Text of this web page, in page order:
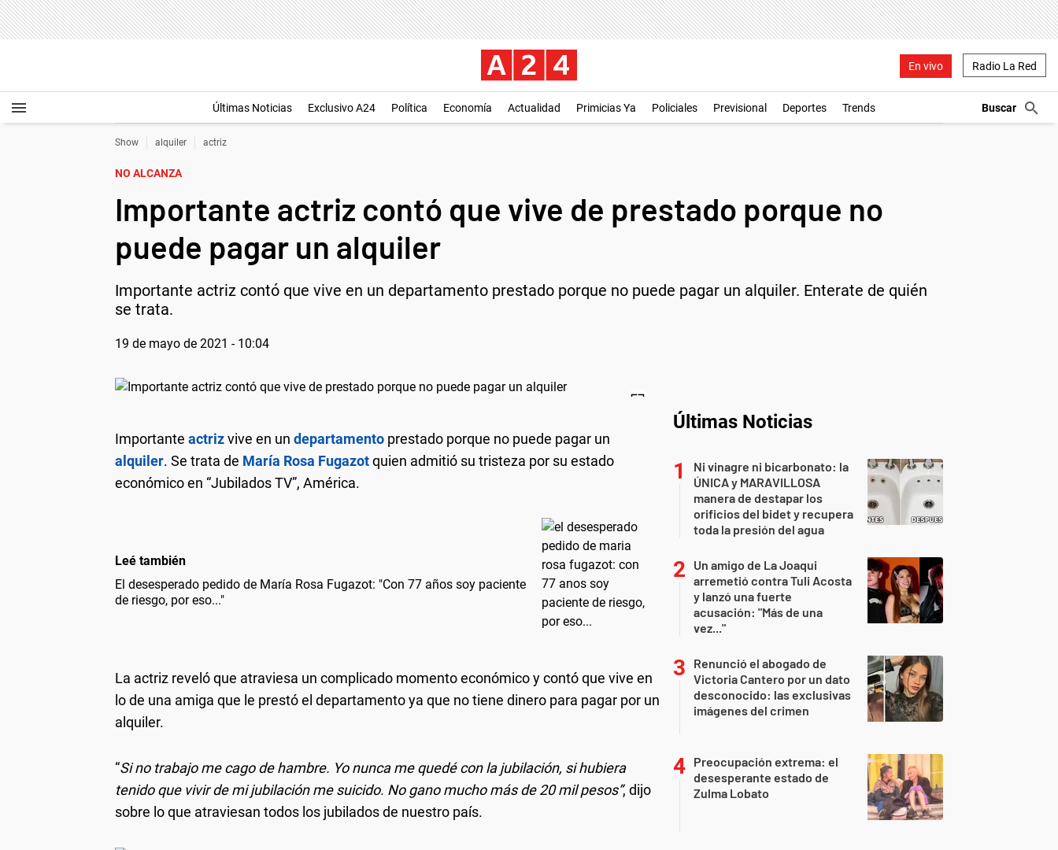
En vivo Radio La Red
Últimas Noticias Exclusivo A24 Política Economía Actualidad Primicias Ya Policiales Previsional Deportes Trends
Show alquiler actriz
NO ALCANZA
Importante actriz contó que vive de prestado porque no
puede pagar un alquiler
Importante actriz contó que vive en un departamento prestado porque no puede pagar un alquiler. Enterate de quién
se trata.
19 de mayo de 2021 - 10:04
Importante actrizvive en un departamento prestado porque no puede pagar un
alquiler. Se trata de María Rosa Fugazotquien admitió su tristeza por su estado
económico en “Jubilados TV”, América.
Leé también
El desesperado pedido de María Rosa Fugazot: "Con 77 años soy paciente
de riesgo, por eso..."
La actriz reveló que atraviesa un complicado momento económico y contó que vive en
lo de una amiga que le prestó el departamento ya que no tiene dinero para pagar por un
alquiler.
“Si no trabajo me cago de hambre. Yo nunca me quedé con la jubilación, si hubiera
tenido que vivir de mi jubilación me suicido. No gano mucho más de 20 mil pesos”, dijo
sobre lo que atraviesan todos los jubilados de nuestro país.
Últimas Noticias
Ni vinagre ni bicarbonato: la
ÚNICA y MARAVILLOSA
manera de destapar los
orificios del bidet y recupera
toda la presión del agua
Un amigo de La Joaqui
arremetió contra Tuli Acosta
y lanzó una fuerte
acusación: "Más de una
vez..."
Renunció el abogado de
Victoria Cantero por un dato
desconocido: las exclusivas
imágenes del crimen
Preocupación extrema: el
desesperante estado de
Zulma Lobato